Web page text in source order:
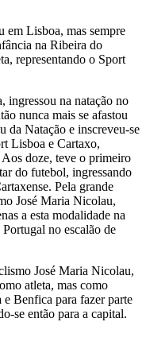
em Lisboa, mas sempre
na Ribeira do
representando o Sport
ingressou na natação no
nunca mais se afastou
da Natação e inscreveu-se
Lisboa e Cartaxo,
doze, teve o primeiro
do futebol, ingressando
Pela grande
José Maria Nicolau,
a esta modalidade na
no escalão de
José Maria Nicolau,
atleta, mas como
Benfica para fazer parte
se então para a capital.